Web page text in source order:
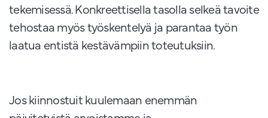
tekemisessä. Konkreettisella tasolla selkeä tavoite
tehostaa myös työskentelyä ja parantaa työn
laatua entistä kestävämpiin toteutuksiin.
Jos kiinnostuit kuulemaan enemmän